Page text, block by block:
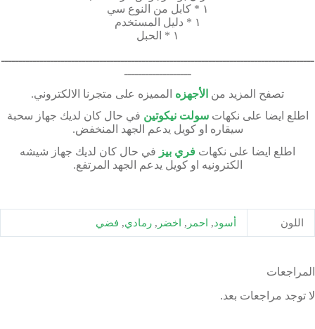
١ * كابل من النوع سي
١ * دليل المستخدم
١ * الحبل
ـــــــــــــــــــــــــــــــــــــــــــــــــــــــــــــــــــــــــــــــــــــــــ
ـــــــــــــــــــ
تصفح المزيد من الأجهزه المميزه على متجرنا الالكتروني.
اطلع ايضا على نكهاتسولت نيكوتين في حال كان لديك جهاز سحبة
سيقاره او كويل يدعم الجهد المنخفض.
اطلع ايضا على نكهات فري بيز في حال كان لديك جهاز شيشه
الكترونيه او كويل يدعم الجهد المرتفع.
اللون أسود, احمر , اخضر , رمادي, فضي
المراجعات
لا توجد مراجعات بعد.